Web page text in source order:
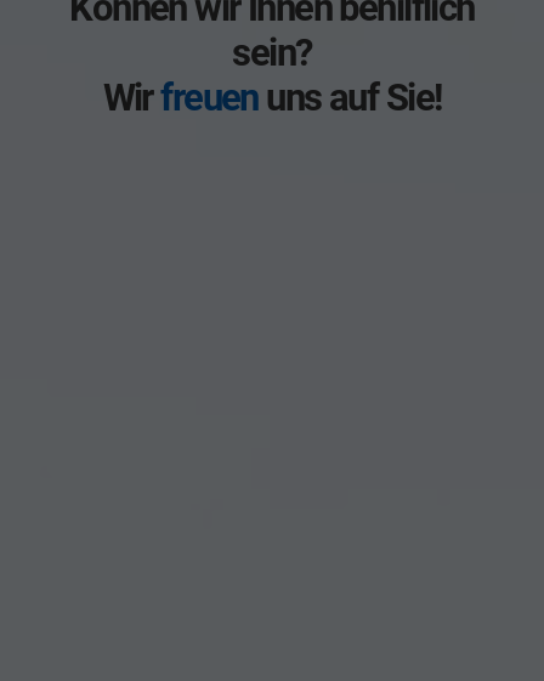
sein?
Wirfreuenuns auf Sie!